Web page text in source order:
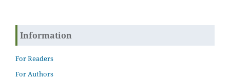
Information
For Readers
For Authors